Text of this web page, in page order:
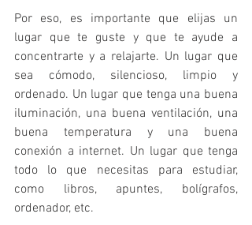
Por eso, es importante que elijas un
lugar que te guste y que te ayude a
concentrarte y a relajarte. Un lugar que
sea cómodo, silencioso, limpio y
ordenado. Un lugar que tenga una buena
iluminación, una buena ventilación, una
buena temperatura y una buena
conexión a internet. Un lugar que tenga
todo lo que necesitas para estudiar,
como libros, apuntes, bolígrafos,
ordenador, etc.